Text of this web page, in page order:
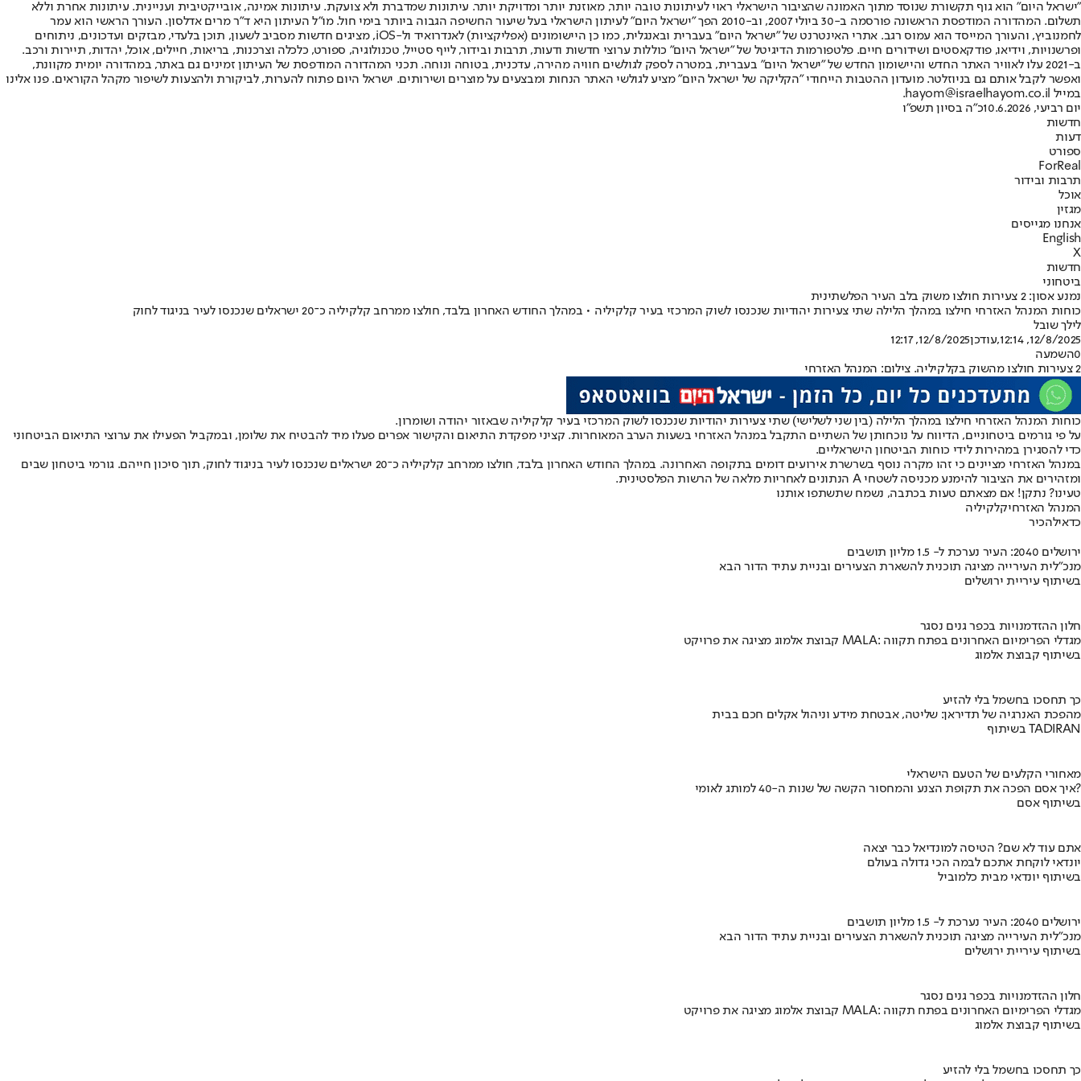
"ישראל היום" הוא גוף תקשורת שנוסד מתוך האמונה שהציבור הישראלי ראוי לעיתונות טובה יותר, מאוזנת יותר ומדויקת יותר. עיתונות שמדברת ולא צועקת. עיתונות אמינה, אובייקטיבית ועניינית. עיתונות אחרת וללא
תשלום. המהדורה המודפסת הראשונה פורסמה ב-30 ביולי 2007, וב-2010 הפך "ישראל היום" לעיתון הישראלי בעל שיעור החשיפה הגבוה ביותר בימי חול. מו"ל העיתון היא ד"ר מרים אדלסון. העורך הראשי הוא עמר
לחמנוביץ, והעורך המייסד הוא עמוס רגב. אתרי האינטרנט של "ישראל היום" בעברית ובאנגלית, כמו כן היישומונים (אפליקציות) לאנדרואיד ול-iOS, מציגים חדשות מסביב לשעון, תוכן בלעדי, מבזקים ועדכונים, ניתוחים
ופרשנויות, וידיאו, פודקאסטים ושידורים חיים. פלטפורמות הדיגיטל של "ישראל היום" כוללות ערוצי חדשות ודעות, תרבות ובידור, לייף סטייל, טכנולוגיה, ספורט, כלכלה וצרכנות, בריאות, חיילים, אוכל, יהדות, תיירות ורכב.
ב-2021 עלו לאוויר האתר החדש והיישומון החדש של "ישראל היום" בעברית, במטרה לספק לגולשים חוויה מהירה, עדכנית, בטוחה ונוחה. תכני המהדורה המודפסת של העיתון זמינים גם באתר, במהדורה יומית מקוונת,
ואפשר לקבל אותם גם בניוזלטר. מועדון ההטבות הייחודי "הקליקה של ישראל היום" מציע לגולשי האתר הנחות ומבצעים על מוצרים ושירותים. ישראל היום פתוח להערות, לביקורת ולהצעות לשיפור מקהל הקוראים. פנו אלינו
במייל hayom@israelhayom.co.il.
יום רביעי, 10.6.2026
כ"ה בסיון תשפ"ו
חדשות
דעות
ספורט
ForReal
תרבות ובידור
אוכל
מגזין
אנחנו מגייסים
English
X
חדשות
ביטחוני
נמנע אסון: 2 צעירות חולצו משוק בלב העיר הפלשתינית
כוחות המנהל האזרחי חילצו במהלך הלילה שתי צעירות יהודיות שנכנסו לשוק המרכזי בעיר קלקיליה • במהלך החודש האחרון בלבד, חולצו ממרחב קלקיליה כ־20 ישראלים שנכנסו לעיר בניגוד לחוק
לילך שובל
12/8/2025, 12:14
,עודכן12/8/2025, 12:17
0השמעה
2 צעירות חולצו מהשוק בקלקיליה. צילום: המנהל האזרחי
כוחות המנהל האזרחי חילצו במהלך הלילה (בין שני לשלישי) שתי צעירות יהודיות שנכנסו לשוק המרכזי בעיר קלקיליה שבאזור יהודה ושומרון.
על פי גורמים ביטחוניים, הדיווח על נוכחותן של השתיים התקבל במנהל האזרחי בשעות הערב המאוחרות. קציני מפקדת התיאום והקישור אפרים פעלו מיד להבטיח את שלומן, ובמקביל הפעילו את ערוצי התיאום הביטחוני
כדי להסגירן במהירות לידי כוחות הביטחון הישראליים.
במנהל האזרחי מציינים כי זהו מקרה נוסף בשרשרת אירועים דומים בתקופה האחרונה. במהלך החודש האחרון בלבד, חולצו ממרחב קלקיליה כ־20 ישראלים שנכנסו לעיר בניגוד לחוק, תוך סיכון חייהם. גורמי ביטחון שבים
ומזהירים את הציבור להימנע מכניסה לשטחי A הנתונים לאחריות מלאה של הרשות הפלסטינית.
טעינו? נתקן! אם מצאתם טעות בכתבה, נשמח שתשתפו אותנו
המנהל האזרחיקלקיליה
כדאילהכיר
ירושלים 2040: העיר נערכת ל- 1.5 מליון תושבים
מנכ"לית העירייה מציגה תוכנית להשארת הצעירים ובניית עתיד הדור הבא
בשיתוף עיריית ירושלים
חלון ההזדמנויות בכפר גנים נסגר
קבוצת אלמוג מציגה את פרויקט MALA: מגדלי הפרימיום האחרונים בפתח תקווה
בשיתוף קבוצת אלמוג
כך תחסכו בחשמל בלי להזיע
מהפכת האנרגיה של תדיראן: שליטה, אבטחת מידע וניהול אקלים חכם בבית
בשיתוף TADIRAN
מאחורי הקלעים של הטעם הישראלי
איך אסם הפכה את תקופת הצנע והמחסור הקשה של שנות ה-40 למותג לאומי?
בשיתוף אסם
אתם עוד לא שם? הטיסה למונדיאל כבר יצאה
יונדאי לוקחת אתכם לבמה הכי גדולה בעולם
בשיתוף יונדאי מבית כלמוביל
ירושלים 2040: העיר נערכת ל- 1.5 מליון תושבים
מנכ"לית העירייה מציגה תוכנית להשארת הצעירים ובניית עתיד הדור הבא
בשיתוף עיריית ירושלים
חלון ההזדמנויות בכפר גנים נסגר
קבוצת אלמוג מציגה את פרויקט MALA: מגדלי הפרימיום האחרונים בפתח תקווה
בשיתוף קבוצת אלמוג
כך תחסכו בחשמל בלי להזיע